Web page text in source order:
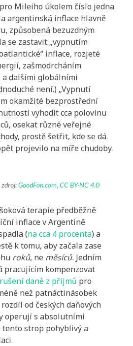
Mileiho úkolem číslo jedna.
argentinská inflace hlavně
způsobená bezuzdným
se zastavit „vypnutím
inflace, rozjeté
zašmodrcháním
a dalšími globálními
není.) „Vypnutí
okamžité bezprostřední
vyhodit cca polovinu
osekat různé veřejné
prostě šetřit, kde se dá.
projevilo na míře chudoby.
zdroj:GoodFon.com, CC BY-NC 4.0
terapie předběžně
inflace v Argentině
(na cca 4 procenta) a
k tomu, aby začala zase
roků, ne měsíců. Jedním
pracujícím kompenzovat
daně z příjmů pro
než patnáctinásobek
od českých daňových
operují s absolutními
tento strop pohyblivý a